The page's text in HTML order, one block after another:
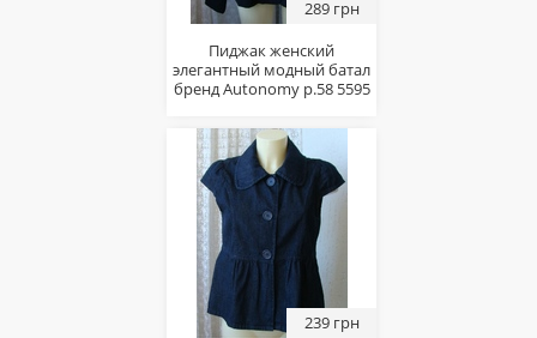
289 грн
Пиджак женский
элегантный модный батал
бренд Autonomy р.58 5595
239 грн